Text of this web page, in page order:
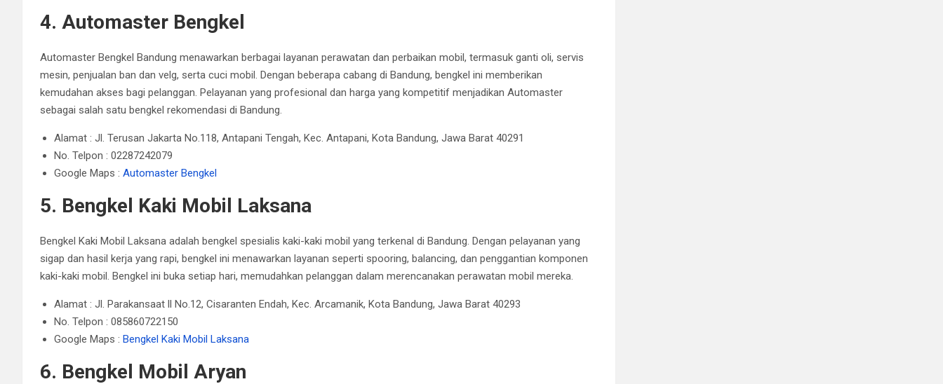
4. Automaster Bengkel
Automaster Bengkel Bandung menawarkan berbagai layanan perawatan dan perbaikan mobil, termasuk ganti oli, servis
mesin, penjualan ban dan velg, serta cuci mobil. Dengan beberapa cabang di Bandung, bengkel ini memberikan
kemudahan akses bagi pelanggan. Pelayanan yang profesional dan harga yang kompetitif menjadikan Automaster
sebagai salah satu bengkel rekomendasi di Bandung.
Alamat : Jl. Terusan Jakarta No.118, Antapani Tengah, Kec. Antapani, Kota Bandung, Jawa Barat 40291
No. Telpon : 02287242079
Google Maps : Automaster Bengkel
5. Bengkel Kaki Mobil Laksana
Bengkel Kaki Mobil Laksana adalah bengkel spesialis kaki-kaki mobil yang terkenal di Bandung. Dengan pelayanan yang
sigap dan hasil kerja yang rapi, bengkel ini menawarkan layanan seperti spooring, balancing, dan penggantian komponen
kaki-kaki mobil. Bengkel ini buka setiap hari, memudahkan pelanggan dalam merencanakan perawatan mobil mereka.
Alamat : Jl. Parakansaat ll No.12, Cisaranten Endah, Kec. Arcamanik, Kota Bandung, Jawa Barat 40293
No. Telpon : 085860722150
Google Maps : Bengkel Kaki Mobil Laksana
6. Bengkel Mobil Aryan